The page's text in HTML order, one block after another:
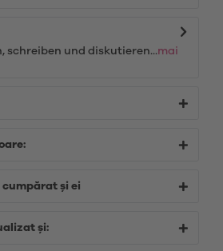
schreiben und diskutieren...mai
și ei
și: